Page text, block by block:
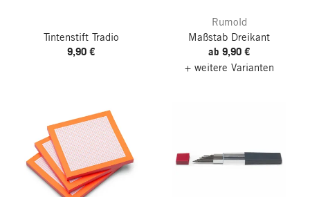
Tintenstift Tradio
9,90 €
Rumold
Maßstab Dreikant
ab 9,90 €
+ weitere Varianten